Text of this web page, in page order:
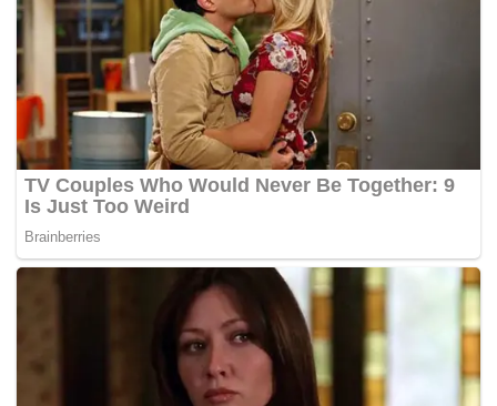
kepentingan agenda pembangunan yang mampan dan
komiten untuk bekerjasama bagi merealisasikannya.
“Malaysia secara aktif melaksanakan Matlamat
Pembangunan Mampan yang sudah termaktub dalam
Rancangan Malaysia Ke-11 (2016-2020),” menurutnya.
Terdahulu sebelum lawatan rasmi itu, Saifuddin turut
dihoskan oleh Thailand pada 17 dan 18 Jan di Chiang